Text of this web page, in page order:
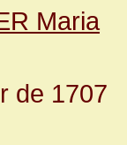
Maria
de 1707